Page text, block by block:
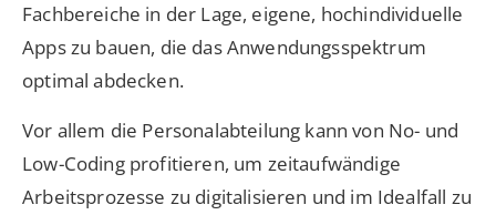
Fachbereiche in der Lage, eigene, hochindividuelle
Apps zu bauen, die das Anwendungsspektrum
optimal abdecken.
Vor allem die Personalabteilung kann von No- und
Low-Coding profitieren, um zeitaufwändige
Arbeitsprozesse zu digitalisieren und im Idealfall zu